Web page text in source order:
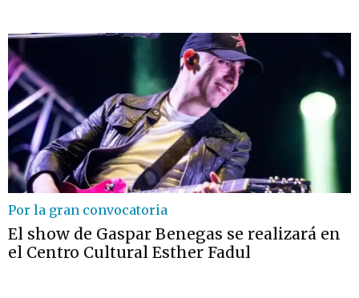
Por la gran convocatoria
El show de Gaspar Benegas se realizará en
el Centro Cultural Esther Fadul